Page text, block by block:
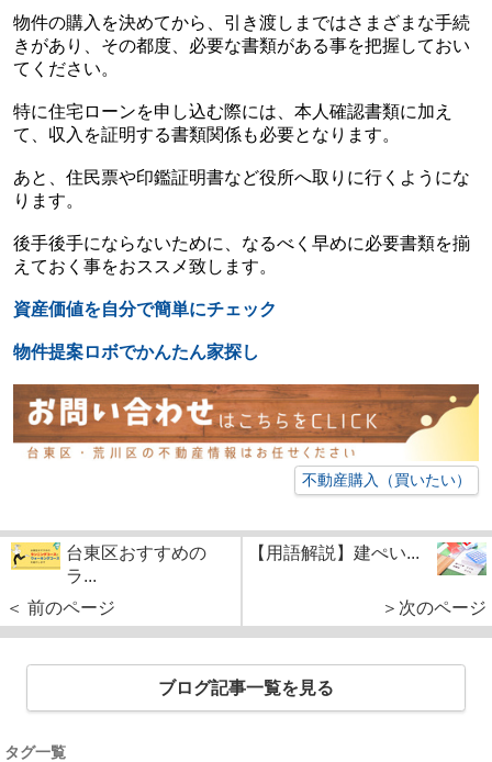
物件の購入を決めてから、引き渡しまではさまざまな手続
きがあり、その都度、必要な書類がある事を把握しておい
てください。
特に住宅ローンを申し込む際には、本人確認書類に加え
て、収入を証明する書類関係も必要となります。
あと、住民票や印鑑証明書など役所へ取りに行くようにな
ります。
後手後手にならないために、なるべく早めに必要書類を揃
えておく事をおススメ致します。
資産価値を自分で簡単にチェック
物件提案ロボでかんたん家探し
不動産購入（買いたい）
台東区おすすめの
ラ...
＜ 前のページ
【用語解説】建ぺい...
＞次のページ
ブログ記事一覧を見る
タグ一覧